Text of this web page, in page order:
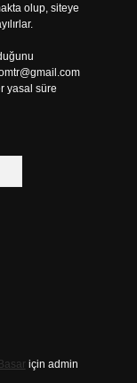
olup, siteye
yasal süre
için admin